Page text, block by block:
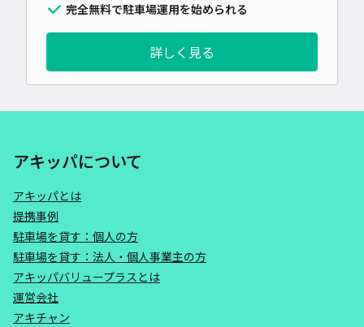
完全無料で駐車場運用を始められる
詳しく見る
アキッパについて
アキッパとは
提携事例
駐車場を貸す：個人の方
駐車場を貸す：法人・個人事業主の方
アキッパバリュープラスとは
運営会社
アキチャン